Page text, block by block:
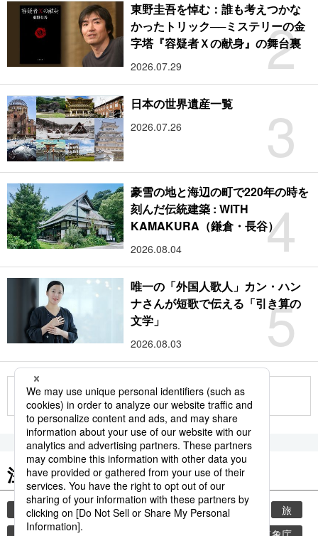
2
東野圭吾を悼む：誰も考えつかな
かったトリック──ミステリーの金
字塔『容疑者Ｘの献身』の舞台裏
2026.07.29
3
日本の世界遺産一覧
2026.07.26
4
豪雪の地と海辺の町で220年の時を
刻んだ伝統建築 : WITH
KAMAKURA（鎌倉・長谷）
2026.08.04
5
唯一の「外国人歌人」カン・ハン
ナさんが短歌で伝える「引き算の
文学」
2026.08.03
もっと見る
注目のキーワード
共同通信ニュース 時事通信ニュース 観光
旅